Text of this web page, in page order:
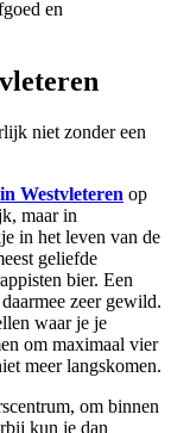
niet zonder een
Westvleteren op
maar in
in het leven van de
geliefde
bier. Een
zeer gewild.
waar je je
om maximaal vier
meer langskomen.
om binnen
kun je dan